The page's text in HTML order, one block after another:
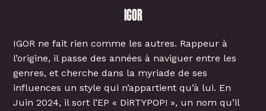
IGOR
IGOR ne fait rien comme les autres. Rappeur à
l’origine, il passe des années à naviguer entre les
genres, et cherche dans la myriade de ses
influences un style qui n’appartient qu’à lui. En
Juin 2024, il sort l’EP « DiRTYPOP! », un nom qu’il